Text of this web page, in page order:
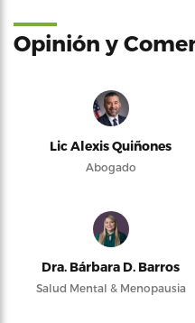
Opinión y
Lic Alexis Quiñones
Abogado
Dra. Bárbara D. Barros
Salud Mental & Menopausia